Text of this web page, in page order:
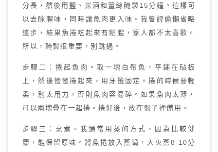
分長，然後用鹽、米酒和薑絲醃製15分鐘。這樣可
以去除腥味，同時讓魚肉更入味。我曾經偷懶省略
這步，結果魚捲吃起來有點腥，家人都不太喜歡。
所以，醃製很重要，別跳過。
步驟二：捲起魚肉。取一塊白帶魚，平鋪在砧板
上，然後慢慢捲起來，用牙籤固定。捲的時候要輕
柔，別太用力，否則魚肉容易碎。如果魚肉太薄，
可以兩塊疊在一起捲。捲好後，放在盤子裡備用。
步驟三：烹煮。我通常用蒸的方式，因為比較健
康，能保留原味。將魚捲放入蒸鍋，大火蒸8-10分